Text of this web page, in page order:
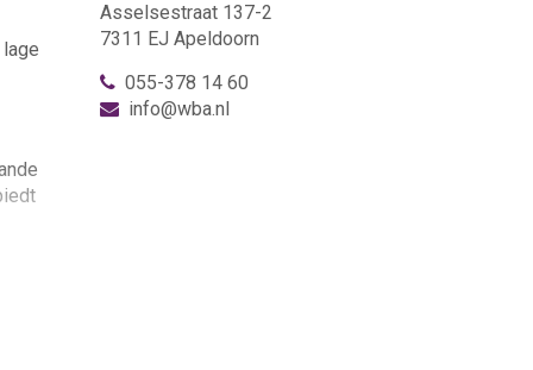
Asselsestraat 137-2
7311 EJ Apeldoorn
055-378 14 60
info@wba.nl